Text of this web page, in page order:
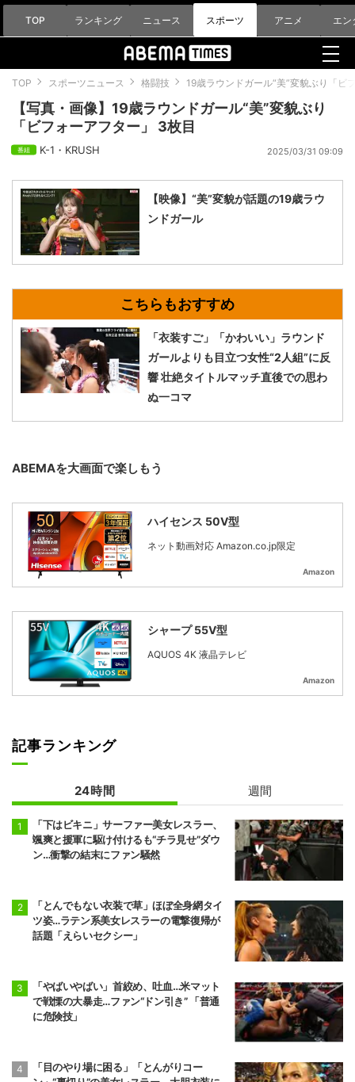
TOP ランキング ニュース スポーツ アニメ エン
TOP スポーツニュース 格闘技 19歳ラウンドガール“美”変貌ぶり「ビ
【写真・画像】19歳ラウンドガール“美”変貌ぶり
「ビフォーアフター」 3枚目
K-1・KRUSH 2025/03/31 09:09
【映像】“美”変貌が話題の19歳ラウ
ンドガール
「衣装すご」「かわいい」ラウンド
ガールよりも目立つ女性“2人組”に反
響 壮絶タイトルマッチ直後での思わ
ぬ一コマ
ABEMAを大画面で楽しもう
ハイセンス 50V型
ネット動画対応 Amazon.co.jp限定
Amazon
シャープ 55V型
AQUOS 4K 液晶テレビ
Amazon
記事ランキング
24時間 週間
「下はビキニ」サーファー美女レスラー、
颯爽と援軍に駆け付けるも“チラ見せ”ダウ
ン…衝撃の結末にファン騒然
「とんでもない衣装で草」ほぼ全身網タイ
ツ姿…ラテン系美女レスラーの電撃復帰が
話題「えらいセクシー」
「やばいやばい」首絞め、吐血…米マット
で戦慄の大暴走…ファン“ドン引き” 「普通
に危険技」
「目のやり場に困る」「とんがりコー